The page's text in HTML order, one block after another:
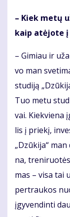
– Kiek me­tų
kaip at­ėjo­te į
– Gi­miau ir
vo man
stu­di­ją
Tuo me­tu
vai. Kiek­vie­na
lis į prie­kį,
„Dzū­ki­ja“
na,
mas – vi­sa tai
per­trau­kos
įgy­ven­din­ti